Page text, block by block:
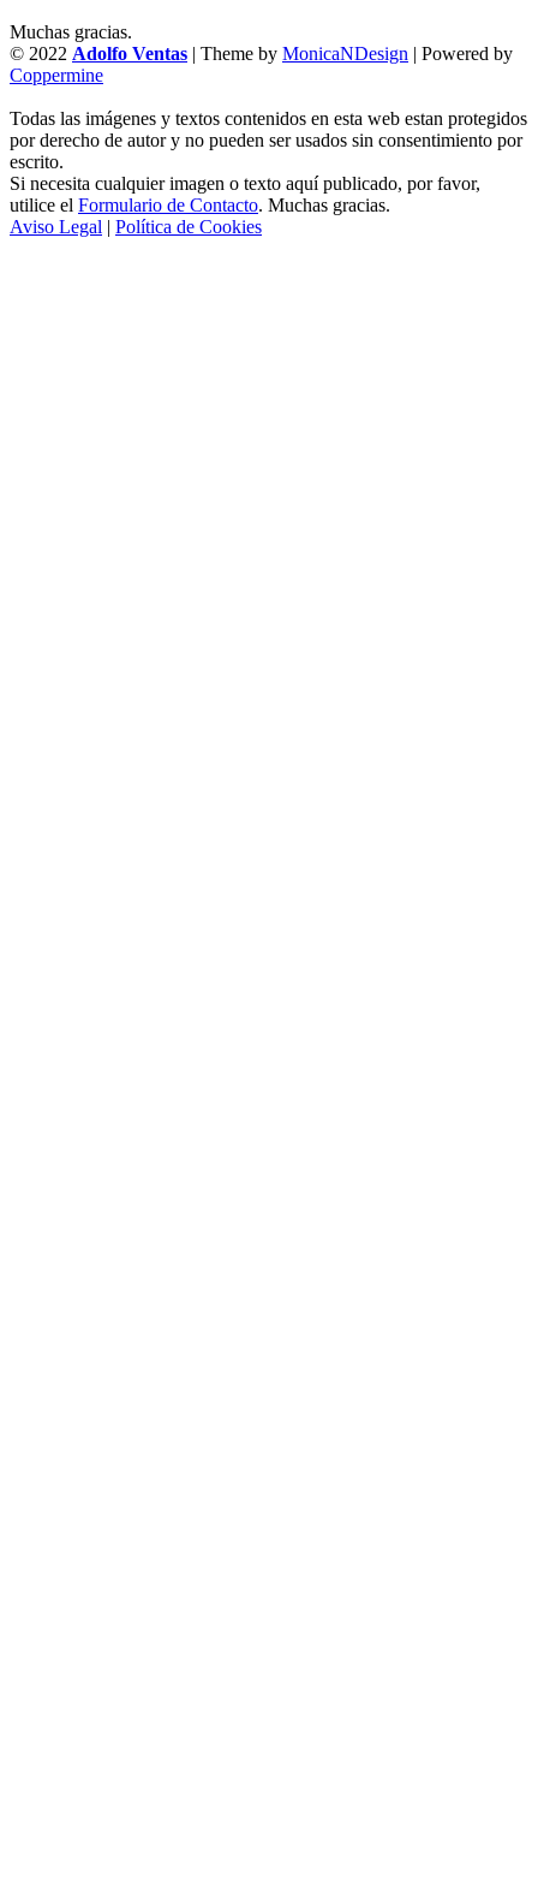
Muchas gracias.
© 2022 Adolfo Ventas | Theme by MonicaNDesign | Powered by
Coppermine
Todas las imágenes y textos contenidos en esta web estan protegidos
por derecho de autor y no pueden ser usados sin consentimiento por
escrito.
Si necesita cualquier imagen o texto aquí publicado, por favor,
utilice el Formulario de Contacto. Muchas gracias.
Aviso Legal | Política de Cookies